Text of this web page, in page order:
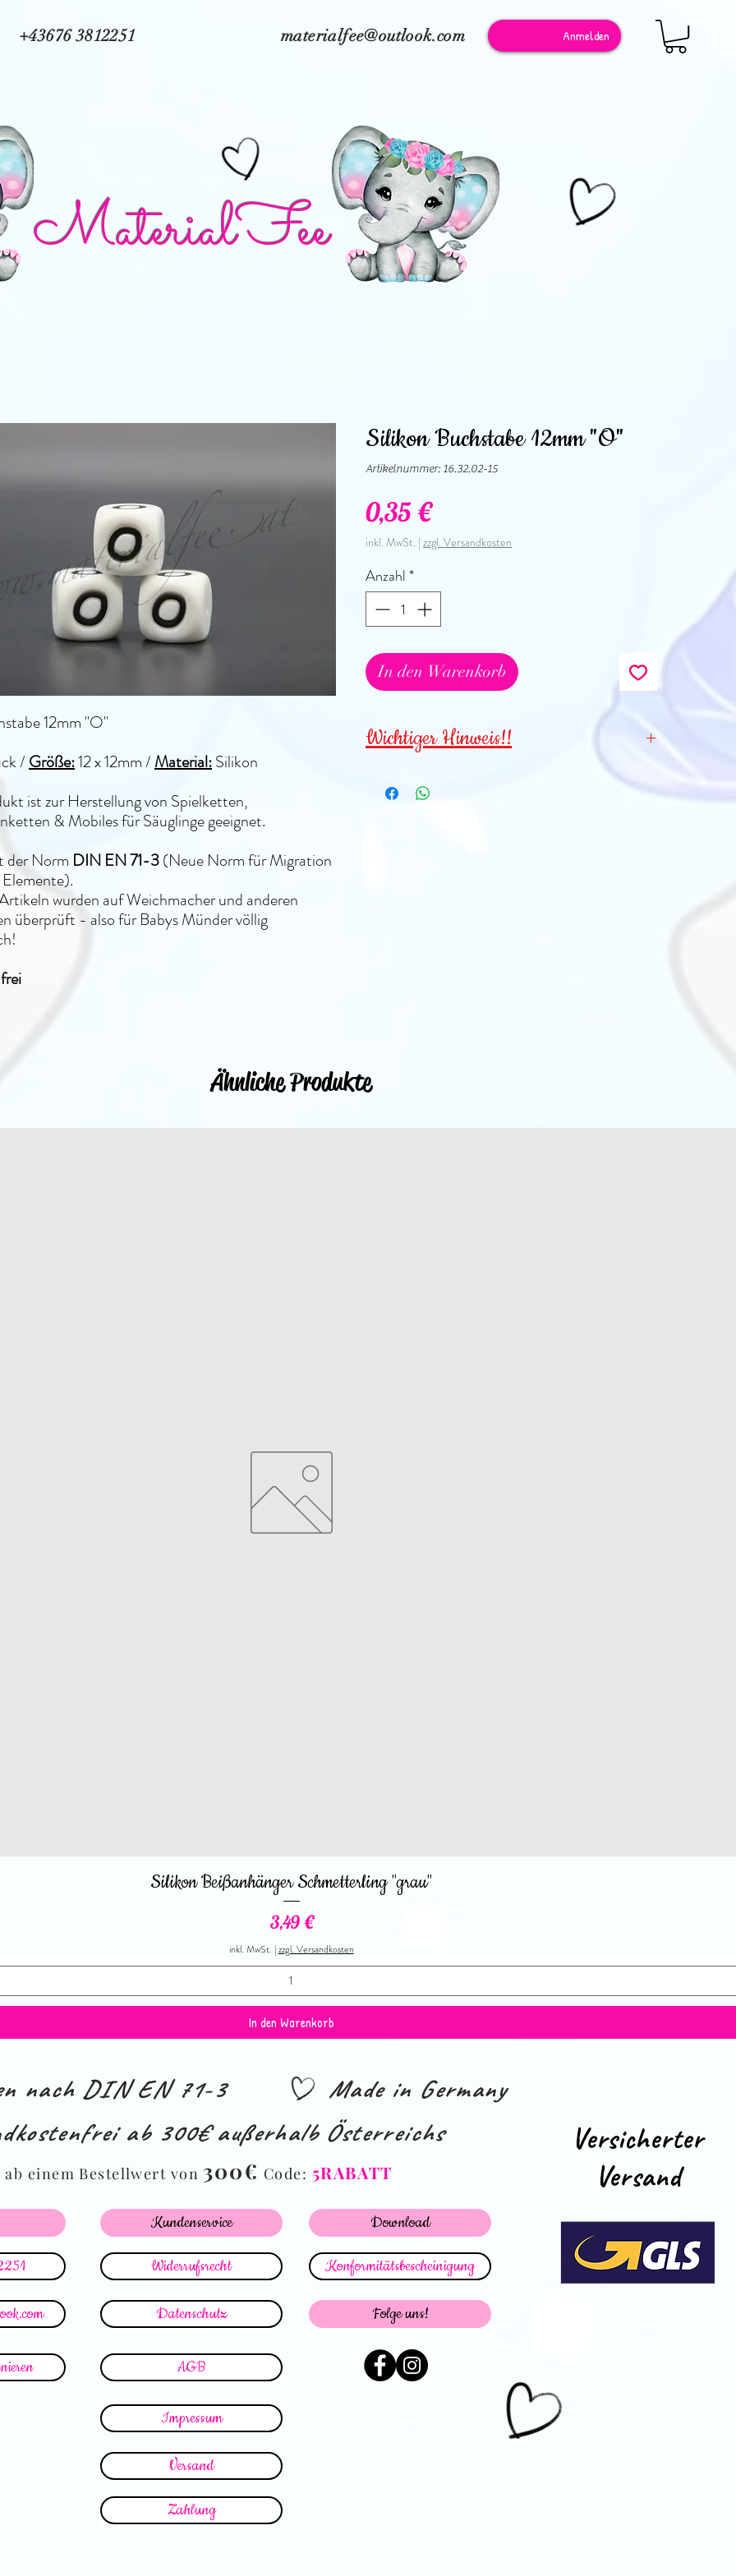
+43676 3812251 materialfee@outlook.com Anmelden
MaterialFee
12mm "O"
/Größe:12 x 12mm/Material:Silikon
ist zur Herstellung von Spielketten,
& Mobiles für Säuglinge geeignet.
der Norm DIN EN 71-3(Neue Norm für Migration
wurden auf Weichmacher und anderen
überprüft - also für Babys Münder völlig
Silikon Buchstabe 12mm "O"
Artikelnummer: 16.32.02-15
0,35 €Preis
inkl. MwSt. | zzgl. Versandkosten
Anzahl*
In den Warenkorb
Wichtiger Hinweis!!
Kinder
unter 3 Jahren NICHT geeignet
Ähnliche Produkte
Silikon Beißanhänger Schmetterling "grau"
Preis
3,49 €
inkl. MwSt. |zzgl. Versandkosten
In den Warenkorb
nach DIN EN 71-3
Made in Germany
ab 300€ außerhalb Österreichs
ab einem Bestellwert von 300€ Code: 5RABATT
Kundenservice
Widerrufsrecht
Datenschutz
Download
Konformitätsbescheinigung
Folge uns!
Versicherter
Versand
AGB
Impressum
Versand
Zahlung